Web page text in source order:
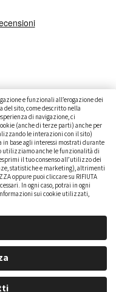
e funzionali all’erogazione dei
del sito, come descritto nella
di navigazione, ci
(anche di terze parti) anche per
le interazioni con il sito)
base agli interessi mostrati durante
utilizziamo anche le funzionalità di
esprimi il tuo consenso all’utilizzo dei
statistiche e marketing), altrimenti
oppure puoi cliccare su RIFIUTA
In ogni caso, potrai in ogni
sui cookie utilizzati,
ALL’ACQUISTO
DATI ALLA MANO
DI NOI
MI - 2083307 - Capitale Sociale: Euro
|Cookie Policy